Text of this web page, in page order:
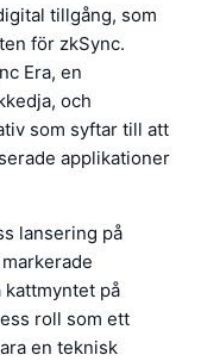
tillgång, som
för zkSync.
Era, en
och
som syftar till att
applikationer
lansering på
på
roll som ett
en teknisk